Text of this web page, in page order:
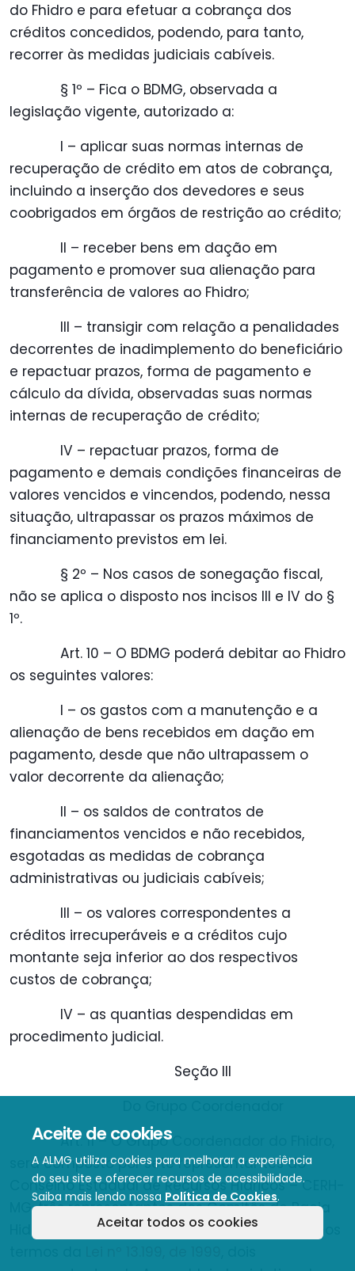
Aceite de cookies
A ALMG utiliza cookies para melhorar a experiência
do seu site e oferecer recursos de acessibilidade.
Saiba mais lendo nossa Política de Cookies.
Aceitar todos os cookies
do Fhidro e para efetuar a cobrança dos
créditos concedidos, podendo, para tanto,
recorrer às medidas judiciais cabíveis.
§ 1º – Fica o BDMG, observada a
legislação vigente, autorizado a:
I – aplicar suas normas internas de
recuperação de crédito em atos de cobrança,
incluindo a inserção dos devedores e seus
coobrigados em órgãos de restrição ao crédito;
II – receber bens em dação em
pagamento e promover sua alienação para
transferência de valores ao Fhidro;
III – transigir com relação a penalidades
decorrentes de inadimplemento do beneficiário
e repactuar prazos, forma de pagamento e
cálculo da dívida, observadas suas normas
internas de recuperação de crédito;
IV – repactuar prazos, forma de
pagamento e demais condições financeiras de
valores vencidos e vincendos, podendo, nessa
situação, ultrapassar os prazos máximos de
financiamento previstos em lei.
§ 2º – Nos casos de sonegação fiscal,
não se aplica o disposto nos incisos III e IV do §
1º.
Art. 10 – O BDMG poderá debitar ao Fhidro
os seguintes valores:
I – os gastos com a manutenção e a
alienação de bens recebidos em dação em
pagamento, desde que não ultrapassem o
valor decorrente da alienação;
II – os saldos de contratos de
financiamentos vencidos e não recebidos,
esgotadas as medidas de cobrança
administrativas ou judiciais cabíveis;
III – os valores correspondentes a
créditos irrecuperáveis e a créditos cujo
montante seja inferior ao dos respectivos
custos de cobrança;
IV – as quantias despendidas em
procedimento judicial.
Seção III
Art. 11 – O Grupo Coordenador do Fhidro,
será composto por sete representantes do
Conselho Estadual de Recursos Hídricos – CERH-
MG, três representantes dos Comitês de Bacia
Hidrográfica, sendo um de cada segmento, nos